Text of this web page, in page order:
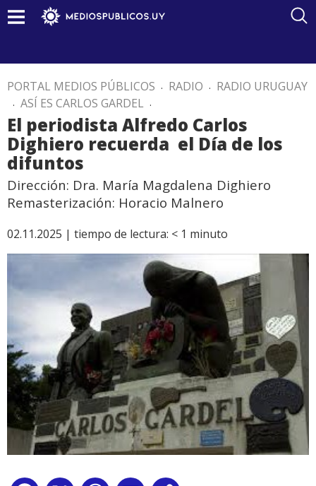
PORTAL MEDIOS PÚBLICOS . RADIO . RADIO URUGUAY
. ASÍ ES CARLOS GARDEL .
El periodista Alfredo Carlos
Dighiero recuerda el Día de los
difuntos
Dirección: Dra. María Magdalena Dighiero
Remasterización: Horacio Malnero
02.11.2025 | tiempo de lectura: < 1 minuto